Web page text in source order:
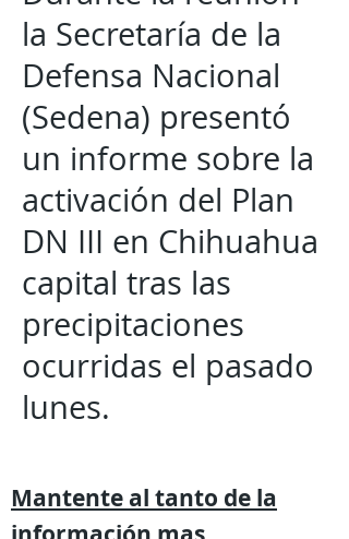
la Secretaría de la
Defensa Nacional
(Sedena) presentó
un informe sobre la
activación del Plan
DN III en Chihuahua
capital tras las
precipitaciones
ocurridas el pasado
lunes.
Mantente al tanto de la